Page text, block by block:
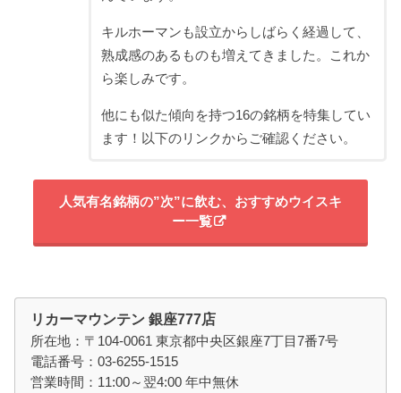
キルホーマンも設立からしばらく経過して、
熟成感のあるものも増えてきました。これか
ら楽しみです。
他にも似た傾向を持つ16の銘柄を特集してい
ます！以下のリンクからご確認ください。
人気有名銘柄の”次”に飲む、おすすめウイスキ
ー一覧
リカーマウンテン 銀座777店
所在地：〒104-0061 東京都中央区銀座7丁目7番7号
電話番号：03-6255-1515
営業時間：11:00～翌4:00 年中無休